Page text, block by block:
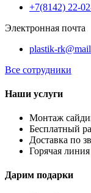
+7(8142) 22-
Электронная почта
plastik-
Все сотрудники
Наши услуги
Монтаж
Бесплатный
Доставка по
Горячая линия
Дарим подарки